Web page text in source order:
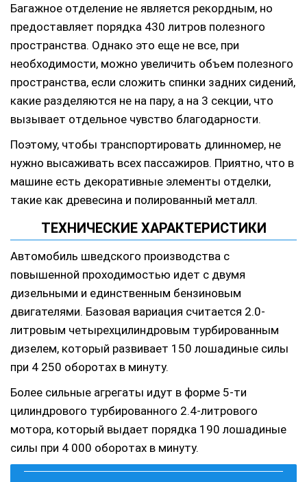
Багажное отделение не является рекордным, но
предоставляет порядка 430 литров полезного
пространства. Однако это еще не все, при
необходимости, можно увеличить объем полезного
пространства, если сложить спинки задних сидений,
какие разделяются не на пару, а на 3 секции, что
вызывает отдельное чувство благодарности.
Поэтому, чтобы транспортировать длинномер, не
нужно высаживать всех пассажиров. Приятно, что в
машине есть декоративные элементы отделки,
такие как древесина и полированный металл.
ТЕХНИЧЕСКИЕ ХАРАКТЕРИСТИКИ
Автомобиль шведского производства с
повышенной проходимостью идет с двумя
дизельными и единственным бензиновым
двигателями. Базовая вариация считается 2.0-
литровым четырехцилиндровым турбированным
дизелем, который развивает 150 лошадиные силы
при 4 250 оборотах в минуту.
Более сильные агрегаты идут в форме 5-ти
цилиндрового турбированного 2.4-литрового
мотора, который выдает порядка 190 лошадиные
силы при 4 000 оборотах в минуту.